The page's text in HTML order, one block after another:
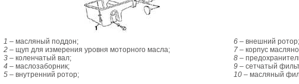
1 – масляный поддон;
2 – щуп для измерения уровня моторного масла;
3 – коленчатый вал;
4 – маслозаборник;
5 – внутренний ротор;
6 – внешний ротор;
7 – корпус
8 –
9 – сетчатый
10 – масляный